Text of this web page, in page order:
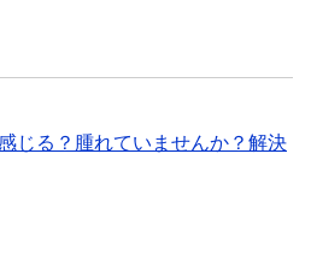
じる？腫れていませんか？解決